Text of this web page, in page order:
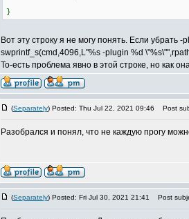
}
Вот эту строку я не могу понять. Если убрать
swprintf_s(cmd,4096,L"%s -plugin %d
То-есть проблема явно в этой строке, но как
(Separately) Posted: Thu Jul 22, 2021 09:46 Post
Разобрался и понял, что не каждую прогу
(Separately) Posted: Fri Jul 30, 2021 21:41 Post